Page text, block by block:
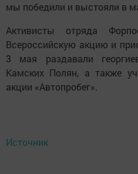
мы победили и выстояли в
Активисты отряда
Всероссийскую акцию и
3 мая раздавали
Камских Полян, а также
акции «Автопробег».
Источник